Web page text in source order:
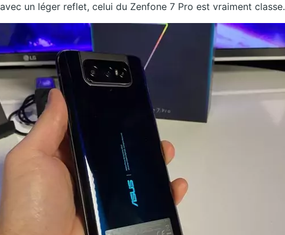
un léger reflet, celui du Zenfone 7 Pro est vraiment classe.